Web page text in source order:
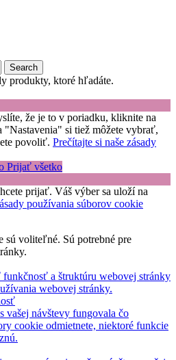
Search
produkty, ktoré hľadáte.
že je to v poriadku, kliknite na
si tiež môžete vybrať,
povoliť. Prečítajte si naše zásady
Prijať všetko
prijať. Váš výber sa uloží na
používania súborov cookie
sú voliteľné. Sú potrebné pre
a štruktúru webovej stránky
webovej stránky.
vašej návštevy fungovala čo
cookie odmietnete, niektoré funkcie